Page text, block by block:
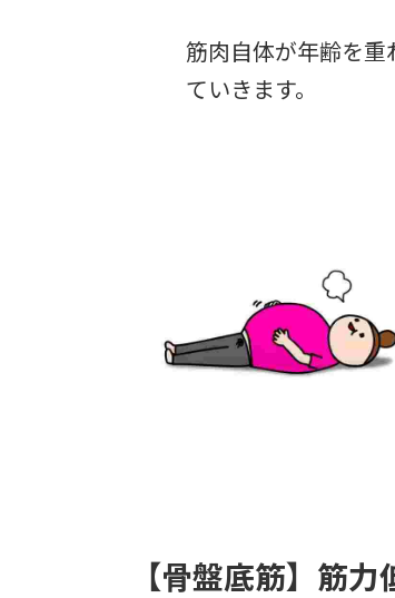
筋肉自体が年齢を重
ていきます。
【骨盤底筋】筋